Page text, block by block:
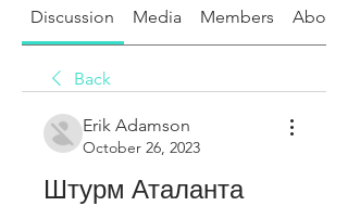
Discussion Media Members About
Back
Erik Adamson
October 26, 2023
Штурм Аталанта